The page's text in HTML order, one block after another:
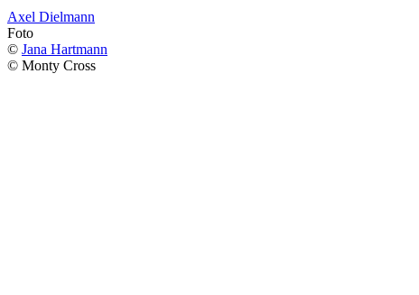
Axel Dielmann
Foto
© Jana Hartmann
© Monty Cross